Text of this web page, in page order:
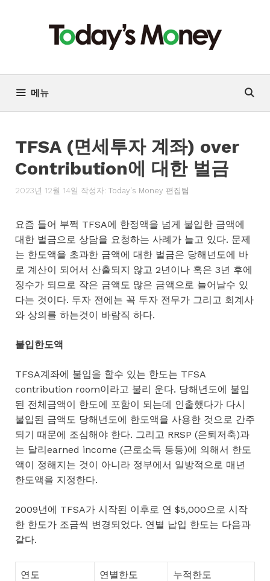
기
메뉴
TFSA (면세투자 계좌) over
Contribution에 대한 벌금
2023년 12월 14일 작성자: Today's Money 편집팀
요즘 들어 부쩍 TFSA에 한정액을 넘게 불입한 금액에
대한 벌금으로 상담을 요청하는 사례가 늘고 있다. 문제
는 한도액을 초과한 금액에 대한 벌금은 당해년도에 바
로 계산이 되어서 산출되지 않고 2년이나 혹은 3년 후에
징수가 되므로 작은 금액도 많은 금액으로 늘어날수 있
다는 것이다. 투자 전에는 꼭 투자 전무가 그리고 회계사
와 상의를 하는것이 바람직 하다.
불입한도액
TFSA계좌에 불입을 할수 있는 한도는 TFSA
contribution room이라고 불리 운다. 당해년도에 불입
된 전체금액이 한도에 포함이 되는데 인출했다가 다시
불입된 금액도 당해년도에 한도액을 사용한 것으로 간주
되기 때문에 조심해야 한다. 그리고 RRSP (은퇴저축)과
는 달리earned income (근로소득 등등)에 의해서 한도
액이 정해지는 것이 아니라 정부에서 일방적으로 매년
한도액을 지정한다.
2009년에 TFSA가 시작된 이후로 연 $5,000으로 시작
한 한도가 조금씩 변경되었다. 연별 납입 한도는 다음과
같다.
연도 연별한도 누적한도